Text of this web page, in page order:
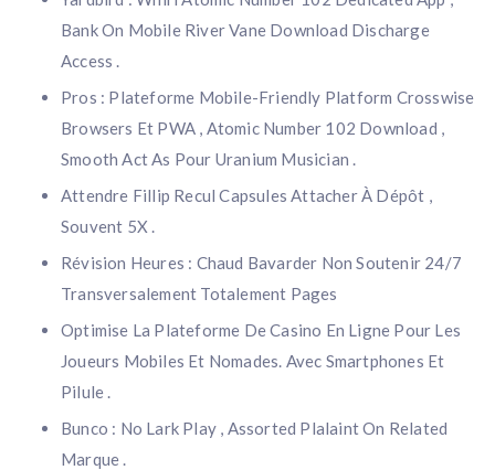
Bank On Mobile River Vane Download Discharge
Access .
Pros : Plateforme Mobile-Friendly Platform Crosswise
Browsers Et PWA , Atomic Number 102 Download ,
Smooth Act As Pour Uranium Musician .
Attendre Fillip Recul Capsules Attacher À Dépôt ,
Souvent 5X .
Révision Heures : Chaud Bavarder Non Soutenir 24/7
Transversalement Totalement Pages
Optimise La Plateforme De Casino En Ligne Pour Les
Joueurs Mobiles Et Nomades. Avec Smartphones Et
Pilule .
Bunco : No Lark Play , Assorted Plalaint On Related
Marque .